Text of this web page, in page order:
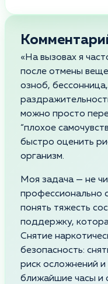
«На вызовах я
после отмены
озноб,
можно просто
“плохое
быстро оценить
организм.
Моя задача — не
профессионально
понять тяжесть
поддержку,
Снятие
безопасность:
риск осложнений
ближайшие часы и